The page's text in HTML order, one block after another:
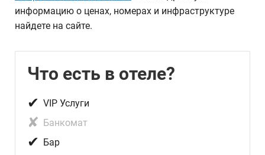
информацию о ценах, номерах и инфраструктуре
найдете на сайте.
Что есть в отеле?
✔ VIP Услуги
✘ Банкомат
✔ Бар